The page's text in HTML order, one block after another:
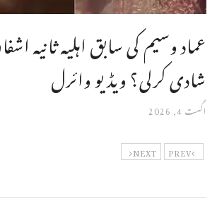
عماد وسیم کی سابق اہلیہ ثانیہ
شادی کرلی؟ ویڈیو وائرل
اگست 4, 2026
PREV
NEXT